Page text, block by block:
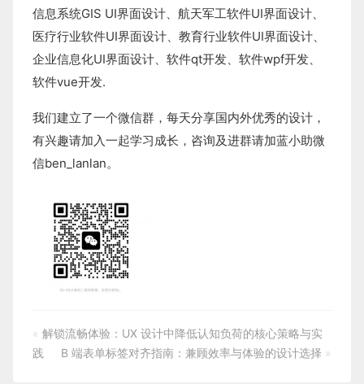
信息系统GIS UI界面设计、 航天军工软件UI界面设计、
医疗行业软件UI界面设计、 教育行业软件UI界面设计、
企业信息化UI界面设计、 软件qt开发、 软件wpf开发、
软件vue开发.
我们建立了一个微信群，每天分享国内外优秀的设计，
有兴趣请加入一起学习成长，咨询及进群请加蓝小助微
信ben_lanlan。
« 解锁流畅体验：UX 设计中降低认知负荷的核心策略与实
践
B 端表单标签对齐指南：兼顾效率与体验的设计选择 »